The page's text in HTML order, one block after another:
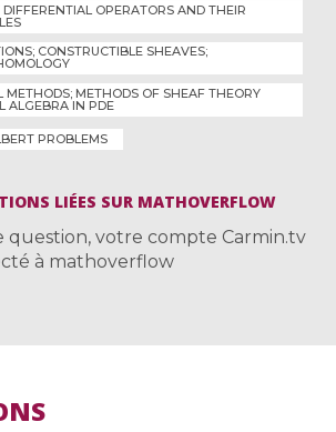
OPERATORS AND THEIR
CONSTRUCTIBLE SHEAVES;
METHODS; METHODS OF SHEAF THEORY
ALGEBRA IN PDE
PROBLEMS
LIÉES SUR MATHOVERFLOW
question, votre compte Carmin.tv
à mathoverflow